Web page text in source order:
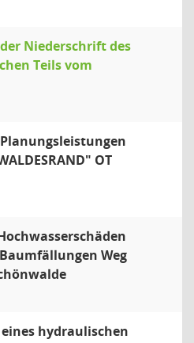
Niederschrift des
Teils vom
OT
Weg
hydraulischen